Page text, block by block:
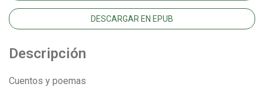
DESCARGAR EN EPUB
Descripción
Cuentos y poemas